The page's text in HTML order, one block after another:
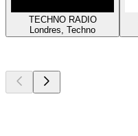
TECHNO RADIO
Londres, Techno